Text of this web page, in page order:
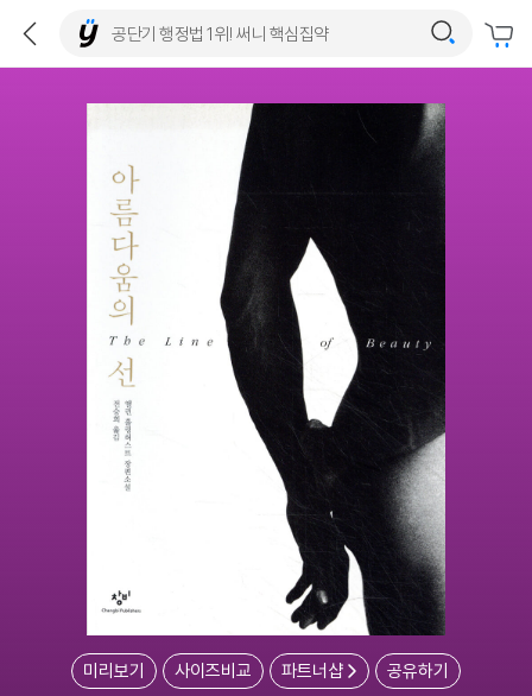
미리보기 사이즈비교 파트너샵 공유하기